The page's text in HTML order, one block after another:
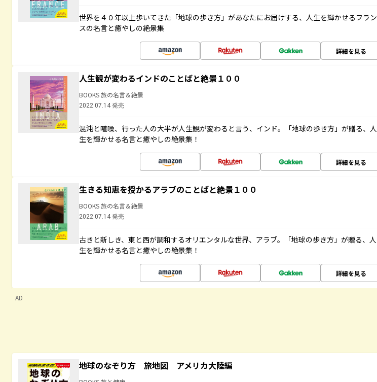
世界を４０年以上歩いてきた「地球の歩き方」があなたにお届けする、人生を輝かせるフラン
スの名言と癒やしの絶景集
詳細を見る
人生観が変わるインドのことばと絶景１００
BOOKS 旅の名言＆絶景
2022.07.14 発売
混沌と喧噪、行った人の大半が人生観が変わると言う、インド。「地球の歩き方」が贈る、人
生を輝かせる名言と癒やしの絶景集！
詳細を見る
生きる知恵を授かるアラブのことばと絶景１００
BOOKS 旅の名言＆絶景
2022.07.14 発売
古きと新しき、東と西が調和するオリエンタルな世界、アラブ。「地球の歩き方」が贈る、人
生を輝かせる名言と癒やしの絶景集！
詳細を見る
AD
地球のなぞり方 旅地図 アメリカ大陸編